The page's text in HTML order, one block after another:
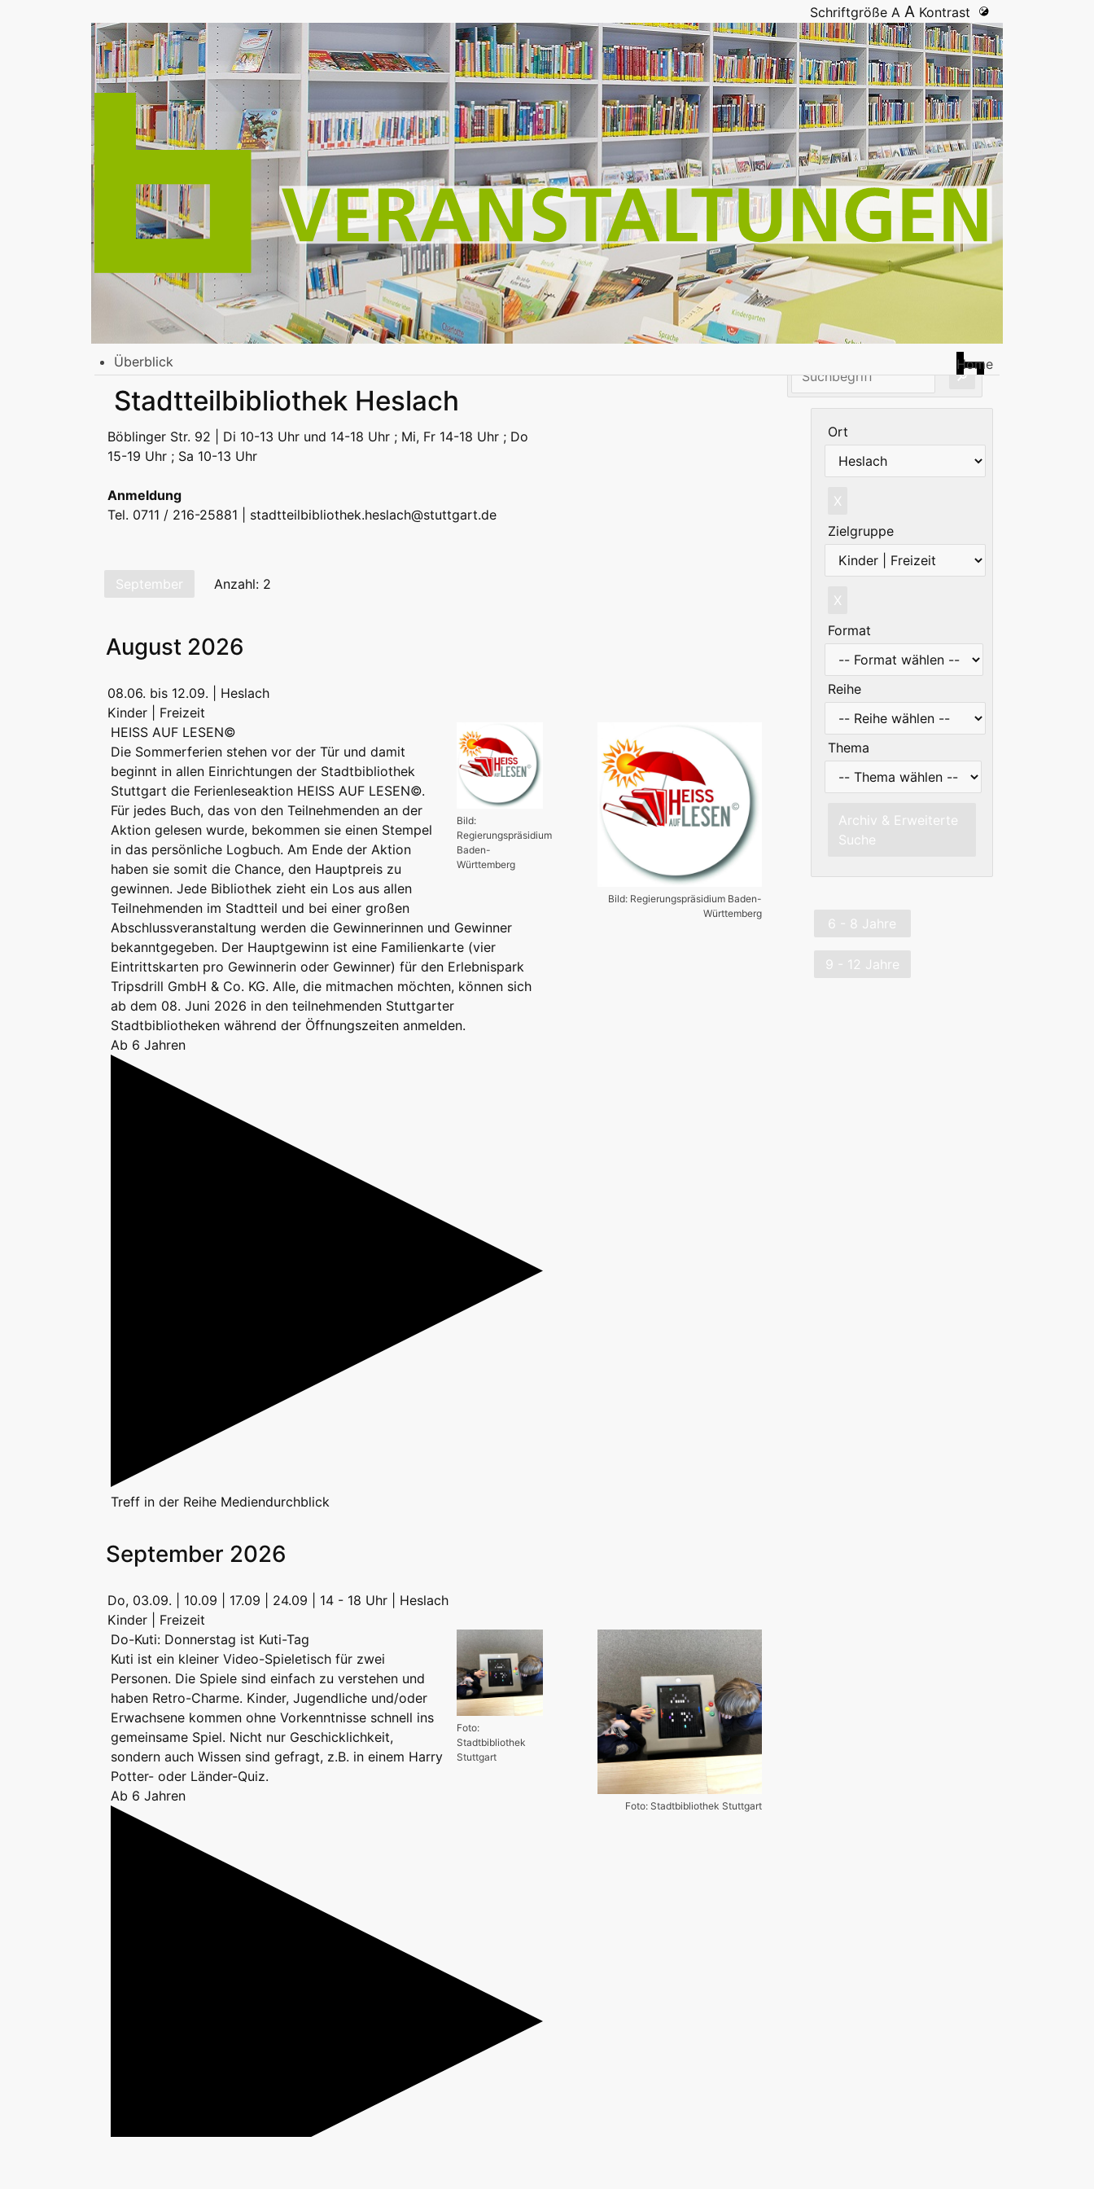
Schriftgröße A A Kontrast
Überblick
Stadtbibliothek am Mailänder Platz
Erwachsene Jugend | Freizeit Kinder | Freizeit Kitas | Schulen
Erwachsene Jugend | Freizeit Kinder | Freizeit Kitas | Schulen Alle
Podcast
Home
Ort
X
Zielgruppe
X
Format
Reihe
Thema
Archiv & Erweiterte
Suche
6 - 8 Jahre
9 - 12 Jahre
Stadtteilbibliothek Heslach
Böblinger Str. 92 | Di 10-13 Uhr und 14-18 Uhr ; Mi, Fr 14-18 Uhr ; Do
15-19 Uhr ; Sa 10-13 Uhr
Anmeldung
Tel. 0711 / 216-25881 | stadtteilbibliothek.heslach@stuttgart.de
September Anzahl: 2
August 2026
08.06. bis 12.09. | Heslach
Kinder | Freizeit
Bild:
Regierungspräsidium
Baden-
Württemberg
HEISS AUF LESEN©
Die Sommerferien stehen vor der Tür und damit
beginnt in allen Einrichtungen der Stadtbibliothek
Stuttgart die Ferienleseaktion HEISS AUF LESEN©.
Für jedes Buch, das von den Teilnehmenden an der
Aktion gelesen wurde, bekommen sie einen Stempel
in das persönliche Logbuch. Am Ende der Aktion
haben sie somit die Chance, den Hauptpreis zu
gewinnen. Jede Bibliothek zieht ein Los aus allen
Teilnehmenden im Stadtteil und bei einer großen
Abschlussveranstaltung werden die Gewinnerinnen und Gewinner
bekanntgegeben. Der Hauptgewinn ist eine Familienkarte (vier
Eintrittskarten pro Gewinnerin oder Gewinner) für den Erlebnispark
Tripsdrill GmbH & Co. KG. Alle, die mitmachen möchten, können sich
ab dem 08. Juni 2026 in den teilnehmenden Stuttgarter
Stadtbibliotheken während der Öffnungszeiten anmelden.
Ab 6 Jahren
Treffin der Reihe Mediendurchblick
Bild: Regierungspräsidium Baden-
Württemberg
September 2026
Do, 03.09. | 10.09 | 17.09 | 24.09 | 14 - 18 Uhr | Heslach
Kinder | Freizeit
Foto:
Stadtbibliothek
Stuttgart
Do-Kuti: Donnerstag ist Kuti-Tag
Kuti ist ein kleiner Video-Spieletisch für zwei
Personen. Die Spiele sind einfach zu verstehen und
haben Retro-Charme. Kinder, Jugendliche und/oder
Erwachsene kommen ohne Vorkenntnisse schnell ins
gemeinsame Spiel. Nicht nur Geschicklichkeit,
sondern auch Wissen sind gefragt, z.B. in einem Harry
Potter- oder Länder-Quiz.
Ab 6 Jahren
Foto: Stadtbibliothek Stuttgart